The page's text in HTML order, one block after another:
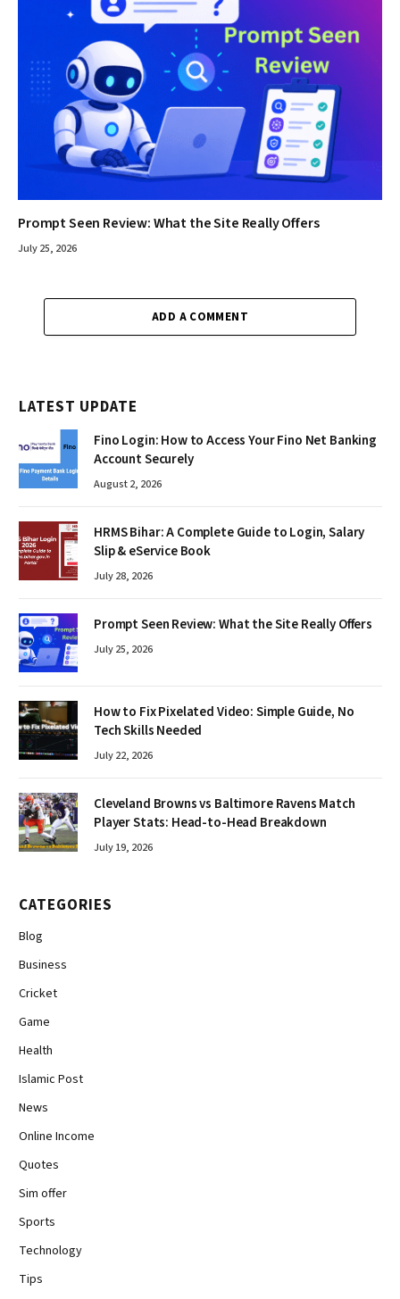
Prompt Seen Review: What the Site Really Offers
July 25, 2026
ADD A COMMENT
LATEST UPDATE
Fino Login: How to Access Your Fino Net Banking
Account Securely
August 2, 2026
HRMS Bihar: A Complete Guide to Login, Salary
Slip & eService Book
July 28, 2026
Prompt Seen Review: What the Site Really Offers
July 25, 2026
How to Fix Pixelated Video: Simple Guide, No
Tech Skills Needed
July 22, 2026
Cleveland Browns vs Baltimore Ravens Match
Player Stats: Head-to-Head Breakdown
July 19, 2026
CATEGORIES
Blog
Business
Cricket
Game
Health
Islamic Post
News
Online Income
Quotes
Sim offer
Sports
Technology
Tips